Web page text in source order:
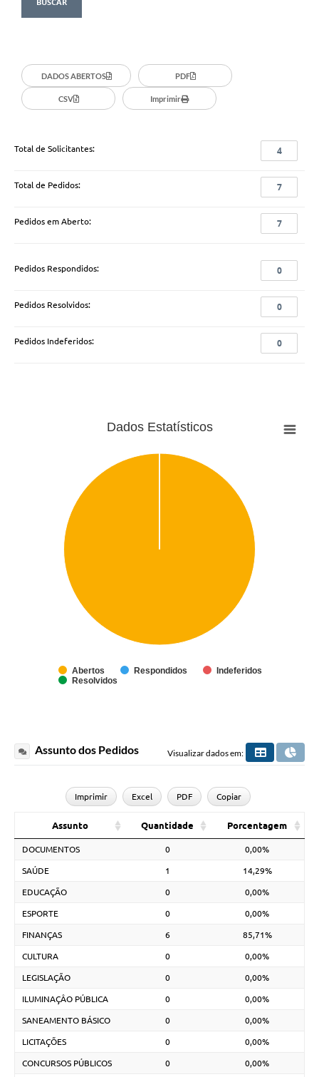
DADOS ABERTOS PDF
CSV Imprimir
Total de Solicitantes: 4
Total de Pedidos: 7
Pedidos em Aberto: 7
Pedidos Respondidos: 0
Pedidos Resolvidos: 0
Pedidos Indeferidos: 0
Dados Estatísticos
Abertos Respondidos
Indeferidos
Resolvidos
Assunto dos Pedidos Visualizar dados em:
Imprimir Excel PDF Copiar
Assunto Quantidade Porcentagem
DOCUMENTOS 0 0,00%
SAÚDE 1 14,29%
EDUCAÇÃO 0 0,00%
ESPORTE 0 0,00%
FINANÇAS 6 85,71%
CULTURA 0 0,00%
LEGISLAÇÃO 0 0,00%
ILUMINAÇÂO PÚBLICA 0 0,00%
SANEAMENTO BÁSICO 0 0,00%
LICITAÇÕES 0 0,00%
CONCURSOS PÚBLICOS 0 0,00%